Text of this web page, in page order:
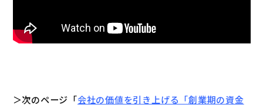
＞次のページ「会社の価値を引き上げる「創業期の資金